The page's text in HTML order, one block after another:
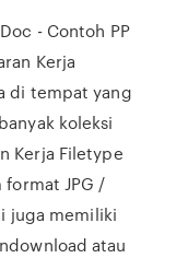
- Contoh PP
Kerja
di tempat yang
koleksi
Kerja Filetype
JPG /
juga memiliki
atau